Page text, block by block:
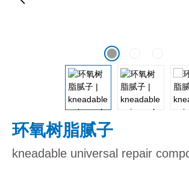
环氧树脂腻子
kneadable universal repair